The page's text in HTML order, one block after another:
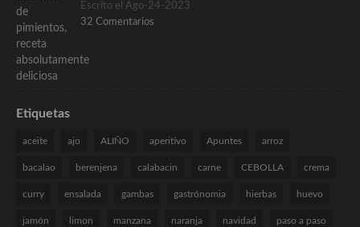
Escrito el Ago-24-2023
32 Comentarios
Etiquetas
aceite ajo ALIÑO aperitivo Apuntes arroz
bacalao berenjena calabacin carne CEBOLLA crema
curry ensalada gambas gastrónomia hierbas huevo
jamón limon manzana naranja navidad paso a paso